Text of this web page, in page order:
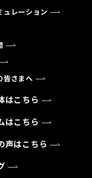
ュレーション
皆さまへ
はこちら
はこちら
声はこちら